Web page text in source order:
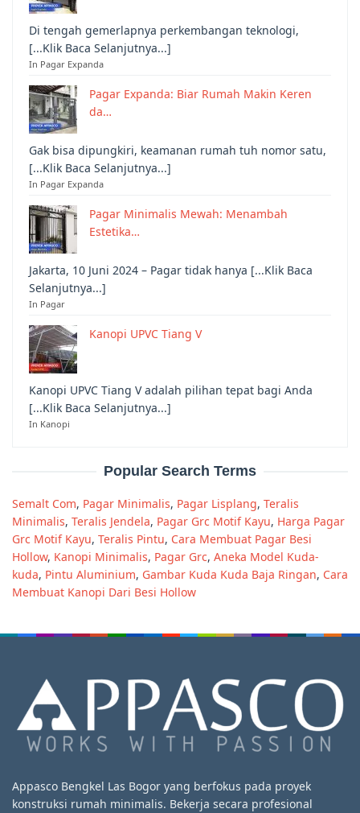
Di tengah gemerlapnya perkembangan teknologi,
[...Klik Baca Selanjutnya...]
In Pagar Expanda
Pagar Expanda: Biar Rumah Makin Keren
da…
Gak bisa dipungkiri, keamanan rumah tuh nomor satu,
[...Klik Baca Selanjutnya...]
In Pagar Expanda
Pagar Minimalis Mewah: Menambah
Estetika…
Jakarta, 10 Juni 2024 – Pagar tidak hanya [...Klik Baca
Selanjutnya...]
In Pagar
Kanopi UPVC Tiang V
Kanopi UPVC Tiang V adalah pilihan tepat bagi Anda
[...Klik Baca Selanjutnya...]
In Kanopi
Popular Search Terms
Semalt Com, Pagar Minimalis, Pagar Lisplang, Teralis
Minimalis, Teralis Jendela, Pagar Grc Motif Kayu, Harga Pagar
Grc Motif Kayu, Teralis Pintu, Cara Membuat Pagar Besi
Hollow, Kanopi Minimalis, Pagar Grc, Aneka Model Kuda-
kuda, Pintu Aluminium, Gambar Kuda Kuda Baja Ringan, Cara
Membuat Kanopi Dari Besi Hollow
Appasco Bengkel Las Bogor yang berfokus pada proyek
konstruksi rumah minimalis. Bekerja secara profesional